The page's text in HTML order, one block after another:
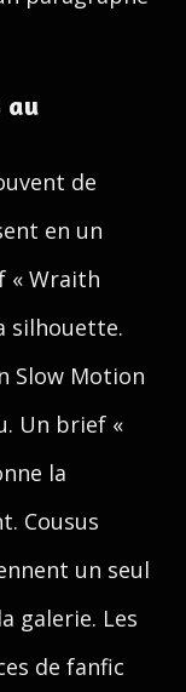
au
de
en un
« Wraith
silhouette.
Slow Motion
Un brief «
la
Cousus
un seul
galerie. Les
de fanfic